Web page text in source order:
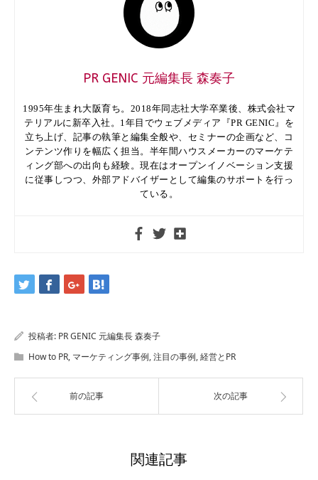
PR GENIC 元編集長 森奏子
1995年生まれ大阪育ち。2018年同志社大学卒業後、株式会社マ
テリアルに新卒入社。1年目でウェブメディア『PR GENIC』を
立ち上げ、記事の執筆と編集全般や、セミナーの企画など、コ
ンテンツ作りを幅広く担当。半年間ハウスメーカーのマーケテ
ィング部への出向も経験。現在はオープンイノベーション支援
に従事しつつ、外部アドバイザーとして編集のサポートを行っ
ている。
投稿者: PR GENIC 元編集長 森奏子
How to PR, マーケティング事例,注目の事例,経営とPR
前の記事 次の記事
関連記事